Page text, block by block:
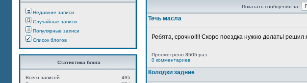
Недавние записи
Случайные записи
Популярные записи
Список блогов
Статистика блога
495
Всего записей
Показать сообщения за:
Течь масла
Ребята, срочно!!!! Скоро поездка нужно делать! решил
Просмотрено 8505 раз
0 комментариев
Колодки задние